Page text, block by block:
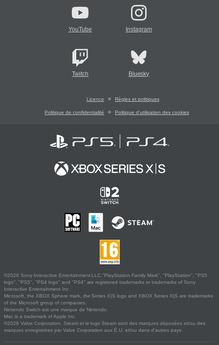
YouTube Instagram
Twitch Bluesky
Licence Règles et politiques
Politique de confidentialité Politique d'utilisation des cookies
©2026 Sony Interactive Entertainment LLC."PlayStation Family Mark", "PlayStation", "PS5
logo", "PS5", "PS4 logo" and "PS4" are registered trademarks or trademarks of Sony
Interactive Entertainment Inc.
Microsoft, the XBOX Sphere mark, the Series X|S logo and XBOX Series X|S are trademarks
of the Microsoft group of companies.
Nintendo Switch est une marque de Nintendo.
Mac is a trademark of Apple Inc.
©2026 Valve Corporation. Steam et le logo Steam sont des marques déposées et/ou des
marques enregistrées par Valve Corporation aux É.U. et/ou dans d'autres pays.